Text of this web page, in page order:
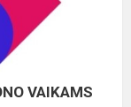
VAIKAMS